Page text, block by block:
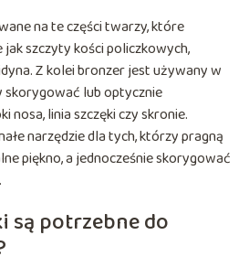
na te części twarzy, które
szczyty kości policzkowych,
Z kolei bronzer jest używany w
skorygować lub optycznie
nosa, linia szczęki czy skronie.
narzędzie dla tych, którzy pragną
piękno, a jednocześnie skorygować
są potrzebne do